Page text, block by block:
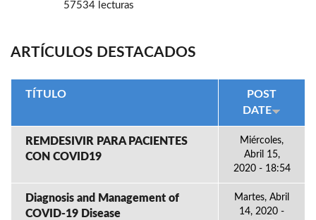
57534 lecturas
ARTÍCULOS DESTACADOS
TÍTULO
POST
DATE
REMDESIVIR PARA PACIENTES
CON COVID19
Miércoles,
Abril 15,
2020 - 18:54
Diagnosis and Management of
COVID-19 Disease
Martes, Abril
14, 2020 -